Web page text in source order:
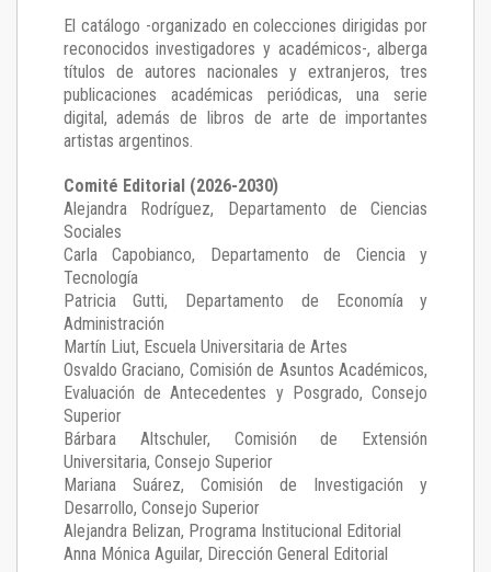
El catálogo -organizado en colecciones dirigidas por
reconocidos investigadores y académicos-, alberga
títulos de autores nacionales y extranjeros, tres
publicaciones académicas periódicas, una serie
digital, además de libros de arte de importantes
artistas argentinos.
Comité Editorial (2026-2030)
Alejandra Rodríguez, Departamento de Ciencias
Sociales
Carla Capobianco, Departamento de Ciencia y
Tecnología
Patricia Gutti, Departamento de Economía y
Administración
Martín Liut, Escuela Universitaria de Artes
Osvaldo Graciano, Comisión de Asuntos Académicos,
Evaluación de Antecedentes y Posgrado, Consejo
Superior
Bárbara Altschuler, Comisión de Extensión
Universitaria, Consejo Superior
Mariana Suárez, Comisión de Investigación y
Desarrollo, Consejo Superior
Alejandra Belizan, Programa Institucional Editorial
Anna Mónica Aguilar, Dirección General Editorial